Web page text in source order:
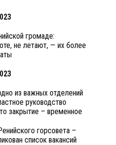
громаде:
не летают, — их более
из важных отделений
руководство
закрытие – временное
горсовета –
список вакансий